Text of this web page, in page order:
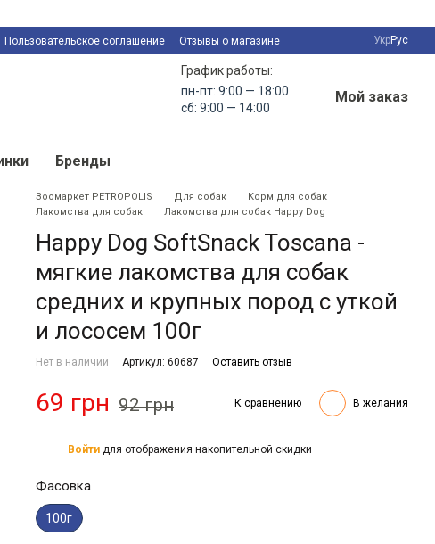
Пользовательское соглашение
Отзывы о магазине
УкрРус
График работы:
пн-пт: 9:00 — 18:00
сб: 9:00 — 14:00
Мой заказ
Бренды
Зоомаркет PETROPOLIS Для собак
Корм для собак
Лакомства для собак
Лакомства для собак Happy Dog
Happy Dog SoftSnack Toscana -
мягкие лакомства для собак
средних и крупных пород с уткой
и лососем 100г
Нет в наличии Артикул: 60687 Оставить отзыв
69 грн 92 грн К сравнению В желания
Войти для отображения накопительной скидки
Фасовка
100г